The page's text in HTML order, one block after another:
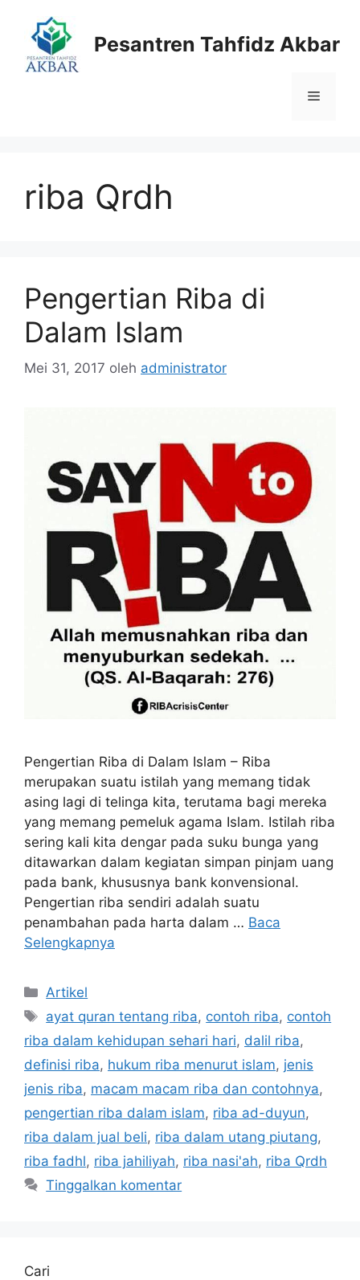
Pesantren Tahfidz Akbar
Menu
riba Qrdh
Pengertian Riba di
Dalam Islam
Mei 31, 2017 oleh administrator
Pengertian Riba di Dalam Islam – Riba
merupakan suatu istilah yang memang tidak
asing lagi di telinga kita, terutama bagi mereka
yang memang pemeluk agama Islam. Istilah riba
sering kali kita dengar pada suku bunga yang
ditawarkan dalam kegiatan simpan pinjam uang
pada bank, khususnya bank konvensional.
Pengertian riba sendiri adalah suatu
penambahan pada harta dalam … Baca
Selengkapnya
Kategori
Artikel
Tag
ayat quran tentang riba, contoh riba, contoh
riba dalam kehidupan sehari hari, dalil riba,
definisi riba, hukum riba menurut islam, jenis
jenis riba, macam macam riba dan contohnya,
pengertian riba dalam islam, riba ad-duyun,
riba dalam jual beli, riba dalam utang piutang,
riba fadhl, riba jahiliyah, riba nasi'ah, riba Qrdh
Tinggalkan komentar
Cari